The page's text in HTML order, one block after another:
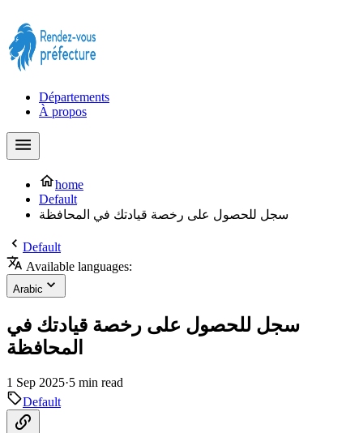
Départements
À propos
home
Default
سجل للحصول على رخصة قيادتك في المحافظة
Default
Available languages:
Arabic
سجل للحصول على رخصة قيادتك في
المحافظة
1 Sep 2025·5 min read
Default